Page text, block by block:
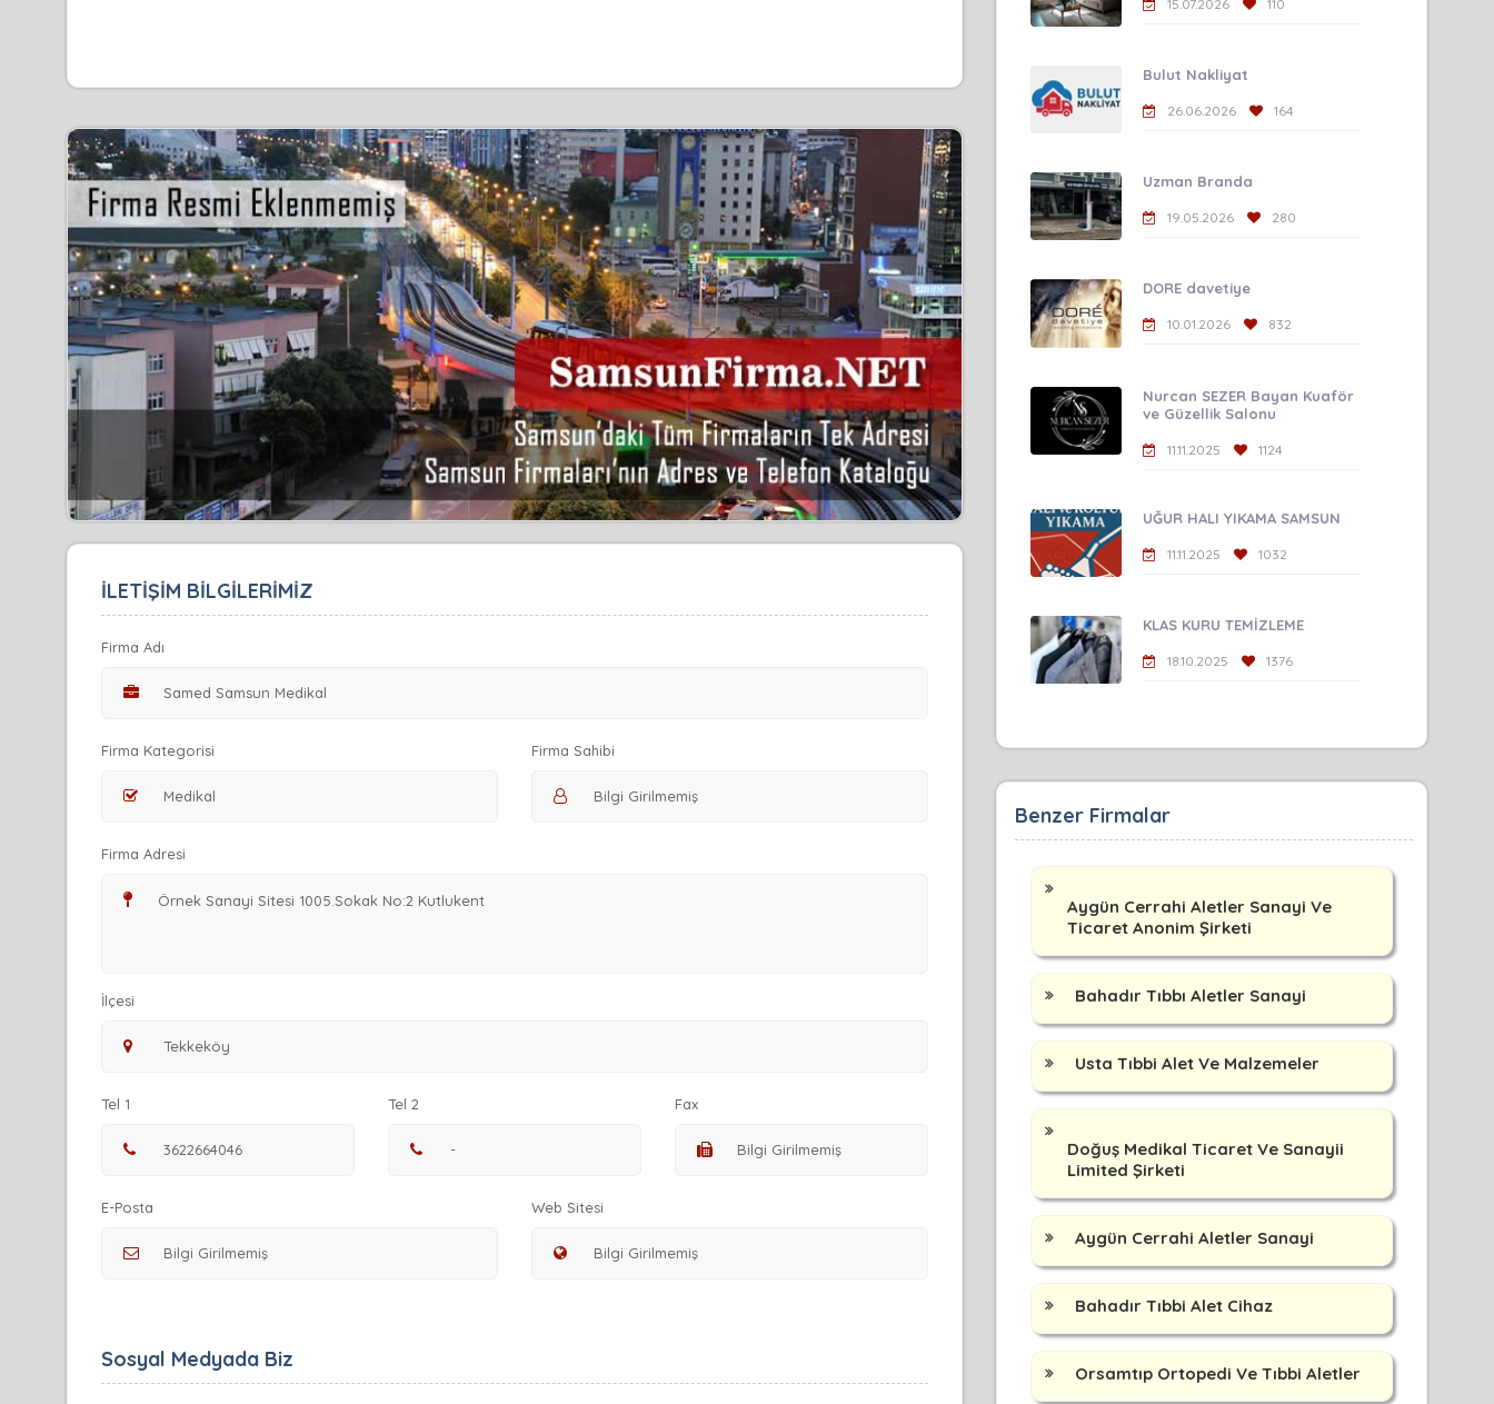
İLETİŞİM BİLGİLERİMİZ
Firma Adı
Firma Kategorisi Firma Sahibi
Firma Adresi
İlçesi
Tel 1 Tel 2 Fax
E-Posta Web Sitesi
Sosyal Medyada Biz
15.07.2026 110
Bulut Nakliyat
26.06.2026 164
Uzman Branda
19.05.2026 280
DORE davetiye
10.01.2026 832
Nurcan SEZER Bayan Kuaför
ve Güzellik Salonu
11.11.2025 1124
UĞUR HALI YIKAMA SAMSUN
11.11.2025 1032
KLAS KURU TEMİZLEME
18.10.2025 1376
Benzer Firmalar
Aygün Cerrahi Aletler Sanayi Ve
Ticaret Anonim Şirketi
Bahadır Tıbbı Aletler Sanayi
Usta Tıbbi Alet Ve Malzemeler
Doğuş Medikal Ticaret Ve Sanayii
Limited Şirketi
Aygün Cerrahi Aletler Sanayi
Bahadır Tıbbi Alet Cihaz
Orsamtıp Ortopedi Ve Tıbbi Aletler